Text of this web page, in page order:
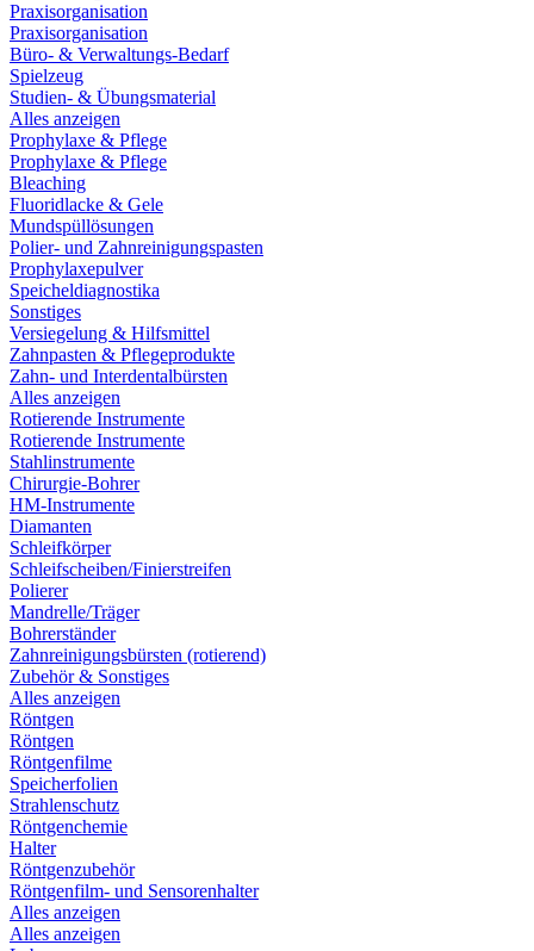
Praxisorganisation
Praxisorganisation
Büro- & Verwaltungs-Bedarf
Spielzeug
Studien- & Übungsmaterial
Alles anzeigen
Prophylaxe & Pflege
Prophylaxe & Pflege
Bleaching
Fluoridlacke & Gele
Mundspüllösungen
Polier- und Zahnreinigungspasten
Prophylaxepulver
Speicheldiagnostika
Sonstiges
Versiegelung & Hilfsmittel
Zahnpasten & Pflegeprodukte
Zahn- und Interdentalbürsten
Alles anzeigen
Rotierende Instrumente
Rotierende Instrumente
Stahlinstrumente
Chirurgie-Bohrer
HM-Instrumente
Diamanten
Schleifkörper
Schleifscheiben/Finierstreifen
Polierer
Mandrelle/Träger
Bohrerständer
Zahnreinigungsbürsten (rotierend)
Zubehör & Sonstiges
Alles anzeigen
Röntgen
Röntgen
Röntgenfilme
Speicherfolien
Strahlenschutz
Röntgenchemie
Halter
Röntgenzubehör
Röntgenfilm- und Sensorenhalter
Alles anzeigen
Alles anzeigen